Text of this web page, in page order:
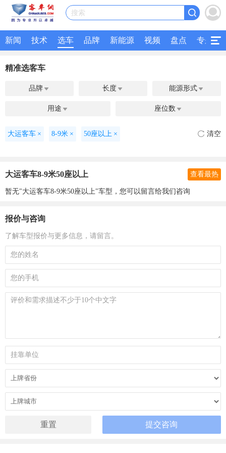
搜索
新闻 技术 选车 品牌 新能源 视频 盘点 专题
精准选客车
品牌  长度  能源形式 
用途  座位数 
大运客车 × 8-9米 × 50座以上 × 清空
大运客车8-9米50座以上 查看最热
暂无"大运客车8-9米50座以上"车型，您可以留言给我们咨询
报价与咨询
了解车型报价与更多信息，请留言。